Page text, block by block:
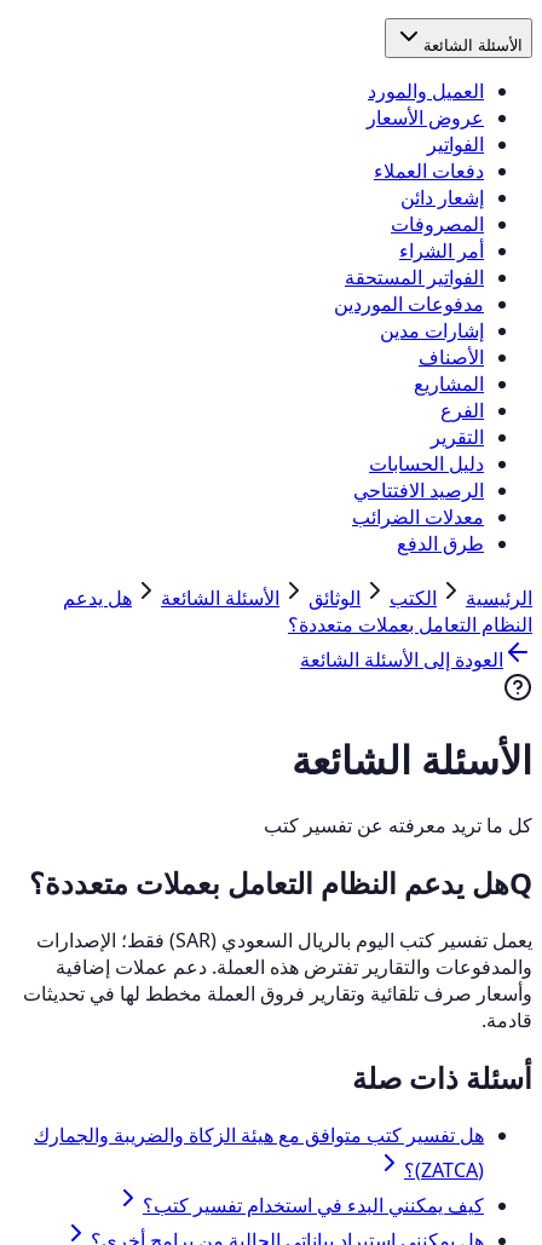
الأسئلة الشائعة
العميل والمورد
عروض الأسعار
الفواتير
دفعات العملاء
إشعار دائن
المصروفات
أمر الشراء
الفواتير المستحقة
مدفوعات الموردين
إشارات مدين
الأصناف
المشاريع
الفرع
التقرير
دليل الحسابات
الرصيد الافتتاحي
معدلات الضرائب
طرق الدفع
الرئيسية الكتب الوثائق الأسئلة الشائعة
هل يدعم
النظام التعامل بعملات متعددة؟
العودة إلى الأسئلة الشائعة
الأسئلة الشائعة
كل ما تريد معرفته عن تفسير كتب
Qهل يدعم النظام التعامل بعملات متعددة؟
يعمل تفسير كتب اليوم بالريال السعودي (SAR) فقط؛ الإصدارات
والمدفوعات والتقارير تفترض هذه العملة. دعم عملات إضافية
وأسعار صرف تلقائية وتقارير فروق العملة مخطط لها في تحديثات
قادمة.
أسئلة ذات صلة
هل تفسير كتب متوافق مع هيئة الزكاة والضريبة والجمارك
(ZATCA)؟
كيف يمكنني البدء في استخدام تفسير كتب؟
هل يمكنني استيراد بياناتي الحالية من برامج أخرى؟